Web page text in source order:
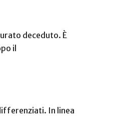
deceduto. È
il
In linea